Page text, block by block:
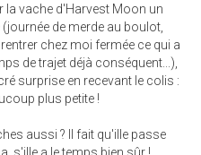
la vache d'Harvest Moon un
de merde au boulot,
chez moi fermée ce qui a
de trajet déjà conséquent...),
surprise en recevant le colis :
plus petite !
aussi ? Il fait qu'ille passe
s'ille a le temps bien sûr !